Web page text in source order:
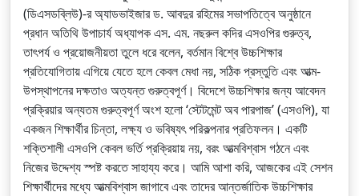
(ডিএসডব্লিউ)-র অ্যাডভাইজার ড. আবদুর রহিমের সভাপতিত্বে অনুষ্ঠানে
প্রধান অতিথি উপাচার্য অধ্যাপক এস. এম. নছরুল কদির এসওপির গুরুত্ব,
তাৎপর্য ও প্রয়োজনীয়তা তুলে ধরে বলেন, বর্তমান বিশ্বে উচ্চশিক্ষার
প্রতিযোগিতায় এগিয়ে যেতে হলে কেবল মেধা নয়, সঠিক প্রস্তুতি এবং আত্ম-
উপস্থাপনের দক্ষতাও অত্যন্ত গুরুত্বপূর্ণ। বিদেশে উচ্চশিক্ষার জন্য আবেদন
প্রক্রিয়ার অন্যতম গুরুত্বপূর্ণ অংশ হলো ‘স্টেটমেন্ট অব পারপাজ’ (এসওপি), যা
একজন শিক্ষার্থীর চিন্তা, লক্ষ্য ও ভবিষ্যৎ পরিকল্পনার প্রতিফলন। একটি
শক্তিশালী এসওপি কেবল ভর্তি প্রক্রিয়ায় নয়, বরং আত্মবিশ্বাস গঠনে এবং
নিজের উদ্দেশ্য স্পষ্ট করতে সাহায্য করে। আমি আশা করি, আজকের এই সেশন
শিক্ষার্থীদের মধ্যে আত্মবিশ্বাস জাগাবে এবং তাদের আন্তর্জাতিক উচ্চশিক্ষার